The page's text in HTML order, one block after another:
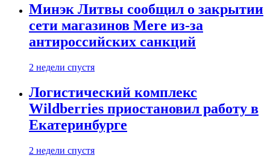
Минэк Литвы сообщил о закрытии
сети магазинов Mere из-за
антироссийских санкций
2 недели спустя
Логистический комплекс
Wildberries приостановил работу в
Екатеринбурге
2 недели спустя